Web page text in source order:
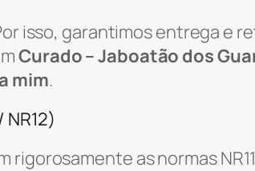
isso, garantimos entrega e
Curado – Jaboatão dos
mim.
NR12)
as normas